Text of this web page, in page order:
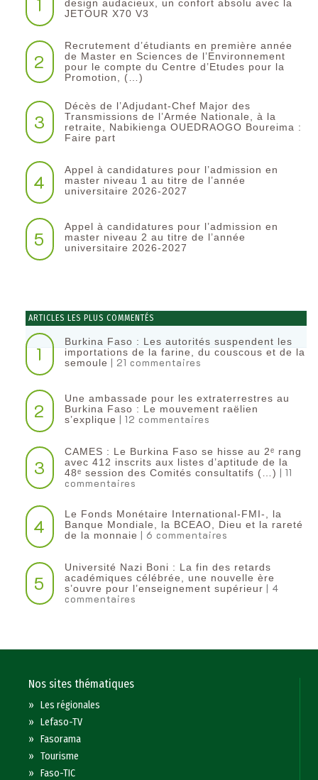
1
design audacieux, un confort absolu avec la
JETOUR X70 V3
2
Recrutement d’étudiants en première année
de Master en Sciences de l’Environnement
pour le compte du Centre d’Etudes pour la
Promotion, (…)
3
Décès de l’Adjudant-Chef Major des
Transmissions de l’Armée Nationale, à la
retraite, Nabikienga OUEDRAOGO Boureima :
Faire part
4
Appel à candidatures pour l’admission en
master niveau 1 au titre de l’année
universitaire 2026-2027
5
Appel à candidatures pour l’admission en
master niveau 2 au titre de l’année
universitaire 2026-2027
ARTICLES LES PLUS COMMENTÉS
1
Burkina Faso : Les autorités suspendent les
importations de la farine, du couscous et de la
semoule | 21 commentaires
2
Une ambassade pour les extraterrestres au
Burkina Faso : Le mouvement raëlien
s’explique | 12 commentaires
3
CAMES : Le Burkina Faso se hisse au 2ᵉ rang
avec 412 inscrits aux listes d’aptitude de la
48ᵉ session des Comités consultatifs (…) | 11
commentaires
4
Le Fonds Monétaire International-FMI-, la
Banque Mondiale, la BCEAO, Dieu et la rareté
de la monnaie | 6 commentaires
5
Université Nazi Boni : La fin des retards
académiques célébrée, une nouvelle ère
s’ouvre pour l’enseignement supérieur | 4
commentaires
Nos sites thématiques
»Les régionales
»Lefaso-TV
»Fasorama
»Tourisme
»Faso-TIC